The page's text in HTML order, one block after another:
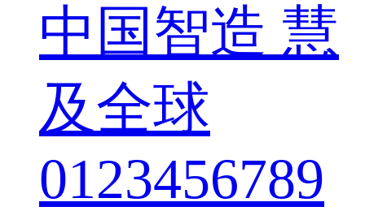
中国智造 慧
及全球
0123456789